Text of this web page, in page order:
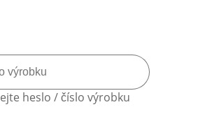
heslo / číslo výrobku